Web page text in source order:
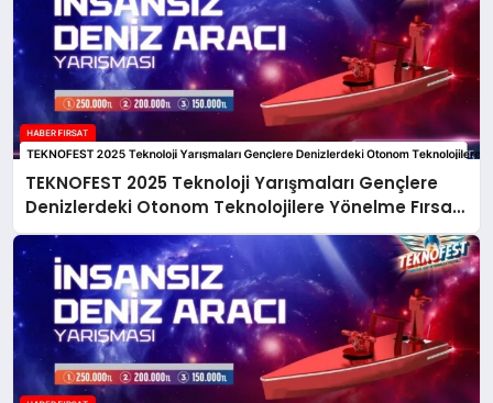
TEKNOFEST 2025 Teknoloji Yarışmaları Gençlere
Denizlerdeki Otonom Teknolojilere Yönelme Fırsatı
Sunuyor